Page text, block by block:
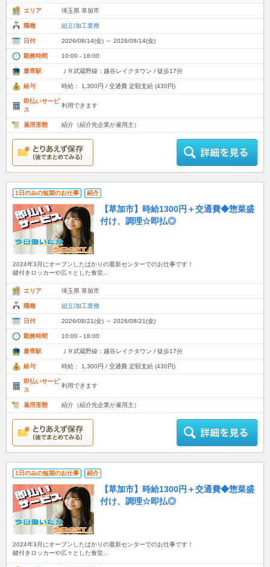
エリア 埼玉県 草加市
職種 組立/加工業務
日付 2026/08/14(金) ～ 2026/08/14(金)
勤務時間 10:00 - 18:00
最寄駅 ＪＲ武蔵野線：越谷レイクタウン / 徒歩17分
給与 時給： 1,300円 / 交通費 定額支給 (430円)
即払いサービ
ス
利用できます
雇用形態 紹介（紹介先企業が雇用主）
1日のみの短期のお仕事 紹介
【草加市】時給1300円＋交通費◆惣菜盛
付け、調理☆即払◎
2024年3月にオープンしたばかりの最新センターでのお仕事です！
鍵付きロッカーや広々とした食堂...
エリア 埼玉県 草加市
職種 組立/加工業務
日付 2026/08/21(金) ～ 2026/08/21(金)
勤務時間 10:00 - 18:00
最寄駅 ＪＲ武蔵野線：越谷レイクタウン / 徒歩17分
給与 時給： 1,300円 / 交通費 定額支給 (430円)
即払いサービ
ス
利用できます
雇用形態 紹介（紹介先企業が雇用主）
1日のみの短期のお仕事 紹介
【草加市】時給1300円＋交通費◆惣菜盛
付け、調理☆即払◎
2024年3月にオープンしたばかりの最新センターでのお仕事です！
鍵付きロッカーや広々とした食堂...